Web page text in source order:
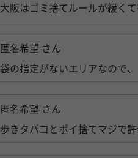
大阪はゴミ捨てルールが緩く
匿名希望 さん
袋の指定がないエリアなので
匿名希望 さん
歩きタバコとポイ捨てマジで